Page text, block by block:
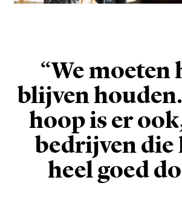
“We moeten
blijven
hoop is er
bedrijven die
heel goed